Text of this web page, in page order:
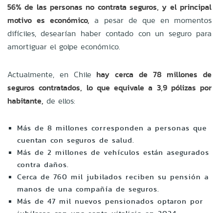
56% de las personas no contrata seguros, y el principal
motivo es económico, a pesar de que en momentos
difíciles, desearían haber contado con un seguro para
amortiguar el golpe económico.
Actualmente, en Chile hay cerca de 78 millones de
seguros contratados, lo que equivale a 3,9 pólizas por
habitante, de ellos:
Más de 8 millones corresponden a personas que
cuentan con seguros de salud.
Más de 2 millones de vehículos están asegurados
contra daños.
Cerca de 760 mil jubilados reciben su pensión a
manos de una compañía de seguros.
Más de 47 mil nuevos pensionados optaron por